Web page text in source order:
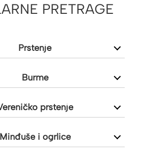
PRETRAGE
Prstenje
Burme
prstenje
Minđuše i ogrlice